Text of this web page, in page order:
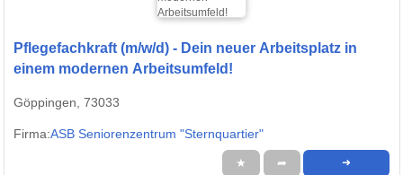
Pflegefachkraft (m/w/d) - Dein neuer Arbeitsplatz in
einem modernen Arbeitsumfeld!
Göppingen, 73033
Firma:ASB Seniorenzentrum "Sternquartier"
★ ➦ ➜